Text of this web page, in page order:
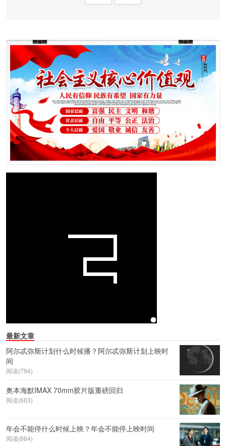
最新文章
阿尔忒弥斯计划什么时候播？阿尔忒弥斯计划上映时
间
阅读(794)
奥本海默IMAX 70mm胶片版重磅回归
阅读(663)
年会不能停什么时候上映？年会不能停上映时间
阅读(664)